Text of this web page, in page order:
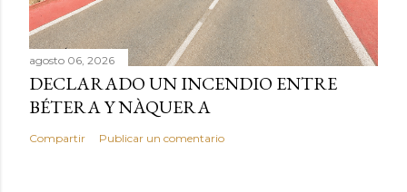
agosto 06, 2026
DECLARADO UN INCENDIO ENTRE
BÉTERA Y NÀQUERA
Compartir Publicar un comentario